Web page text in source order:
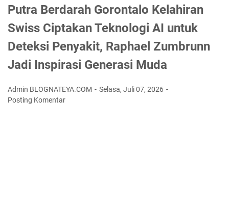
Putra Berdarah Gorontalo Kelahiran
Swiss Ciptakan Teknologi AI untuk
Deteksi Penyakit, Raphael Zumbrunn
Jadi Inspirasi Generasi Muda
Admin BLOGNATEYA.COM
Selasa, Juli 07, 2026
Posting Komentar